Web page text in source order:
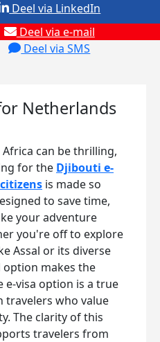
Deel via e-mail
Deel via SMS
Deel via LinkedIn
Netherlands
can be thrilling,
for the Djibouti e-
is made so
to save time,
your adventure
you're off to explore
Assal or its diverse
makes the
e-visa option is a true
travelers who value
The clarity of this
travelers from